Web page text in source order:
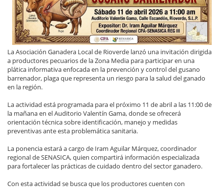
La Asociación Ganadera Local de Rioverde lanzó una invitación dirigida
a productores pecuarios de la Zona Media para participar en una
plática informativa enfocada en la prevención y control del gusano
barrenador, plaga que representa un riesgo para la salud del ganado
en la región.
La actividad está programada para el próximo 11 de abril a las 11:00 de
la mañana en el Auditorio Valentín Gama, donde se ofrecerá
orientación técnica sobre identificación, manejo y medidas
preventivas ante esta problemática sanitaria.
La ponencia estará a cargo de Iram Aguilar Márquez, coordinador
regional de SENASICA, quien compartirá información especializada
para fortalecer las prácticas de cuidado dentro del sector ganadero.
Con esta actividad se busca que los productores cuenten con